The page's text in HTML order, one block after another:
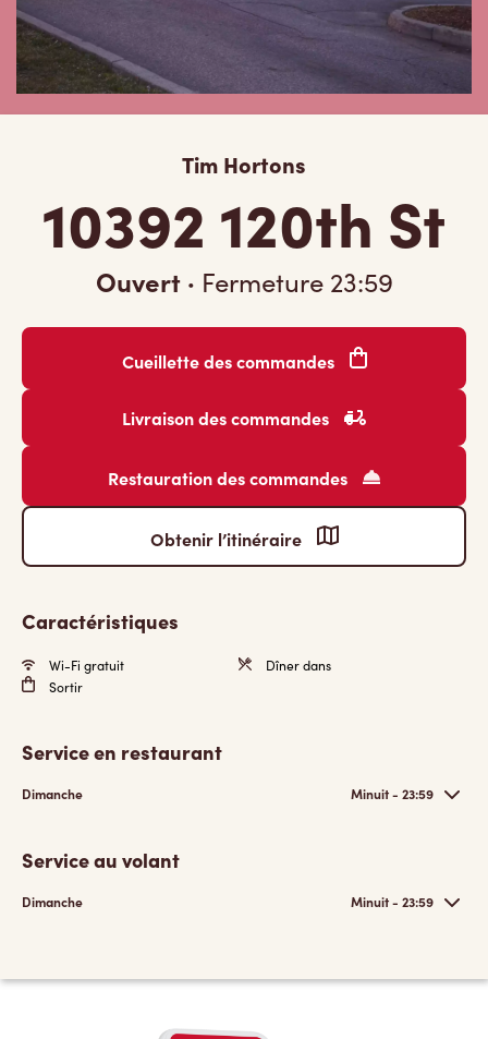
Tim Hortons
10392 120th St
Ouvert · Fermeture 23:59
Cueillette des commandes
Livraison des commandes
Restauration des commandes
Obtenir l’itinéraire
Caractéristiques
Wi-Fi gratuit
Dîner dans
Sortir
Service en restaurant
Dimanche Minuit - 23:59
Service au volant
Dimanche Minuit - 23:59